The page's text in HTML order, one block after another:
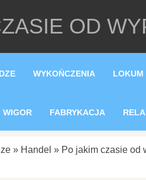
OD
WYKOŃCZENIA LOKUM
WIGOR FABRYKACJA
» Handel » Po jakim czasie od